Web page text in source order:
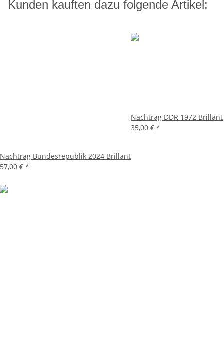
Kunden kauften dazu folgende Artikel:
Nachtrag Bundesrepublik 2024 Brillant
57,00 € *
Nachtrag DDR 1972 Brillant
35,00 € *